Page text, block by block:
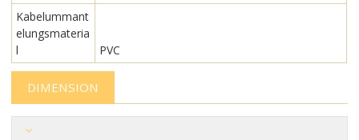
Kabelummant
elungsmateria
l
PVC
DIMENSION